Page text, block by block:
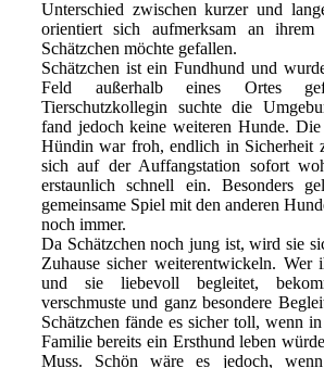
Unterschied zwischen kurzer und
orientiert sich aufmerksam an ihrem
Schätzchen möchte gefallen.
Schätzchen ist ein Fundhund und
Feld außerhalb eines Ortes
Tierschutzkollegin suchte die
fand jedoch keine weiteren Hunde.
Hündin war froh, endlich in Sicherheit
sich auf der Auffangstation sofort
erstaunlich schnell ein. Besonders
gemeinsame Spiel mit den anderen
noch immer.
Da Schätzchen noch jung ist, wird sie
Zuhause sicher weiterentwickeln. Wer
und sie liebevoll begleitet,
verschmuste und ganz besondere
Schätzchen fände es sicher toll, wenn
Familie bereits ein Ersthund leben
Muss. Schön wäre es jedoch,